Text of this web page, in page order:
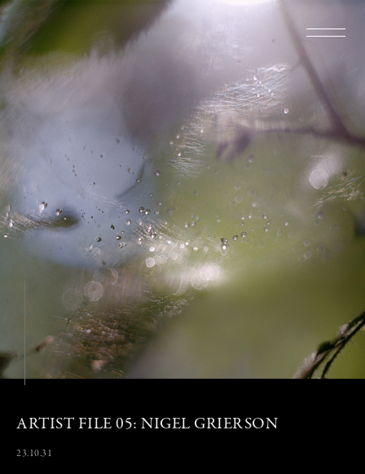
ARTIST FILE 05: NIGEL GRIERSON
23.10.31